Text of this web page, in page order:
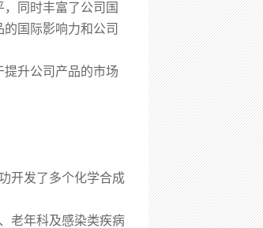
同时丰富了公司国
国际影响力和公司
升公司产品的市场
开发了多个化学合成
老年科及感染类疾病